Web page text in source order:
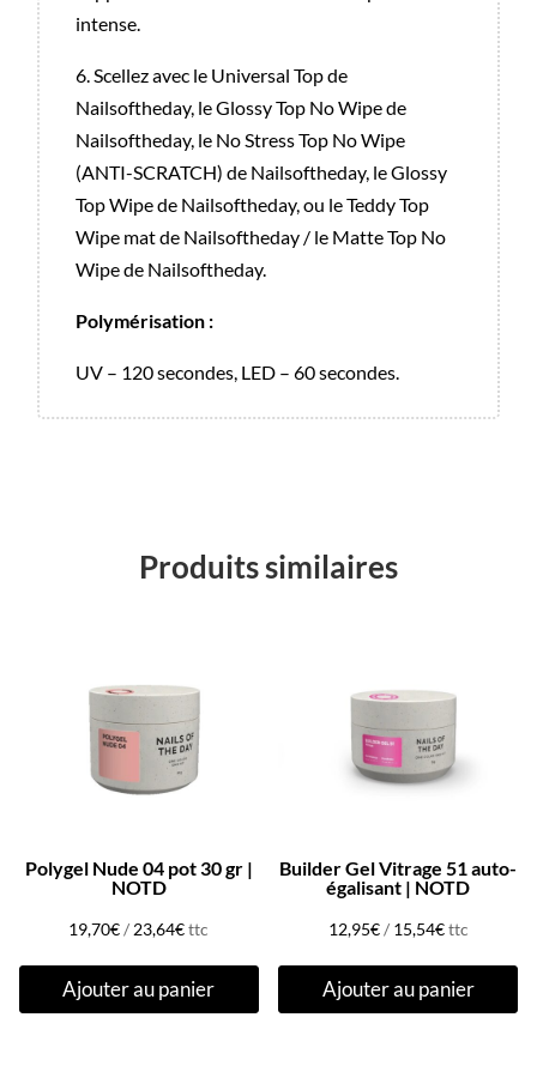
intense.
6. Scellez avec le Universal Top de
Nailsoftheday, le Glossy Top No Wipe de
Nailsoftheday, le No Stress Top No Wipe
(ANTI-SCRATCH) de Nailsoftheday, le Glossy
Top Wipe de Nailsoftheday, ou le Teddy Top
Wipe mat de Nailsoftheday / le Matte Top No
Wipe de Nailsoftheday.
Polymérisation :
UV – 120 secondes, LED – 60 secondes.
Produits similaires
Polygel Nude 04 pot 30 gr |
NOTD
19,70€/ 23,64€ttc
Ajouter au panier
Builder Gel Vitrage 51 auto-
égalisant | NOTD
12,95€/ 15,54€ttc
Ajouter au panier